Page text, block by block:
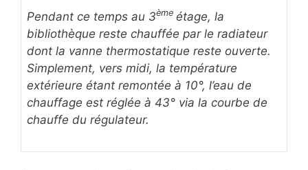
Pendant ce temps au 3ème étage, la
bibliothèque reste chauffée par le radiateur
dont la vanne thermostatique reste ouverte.
Simplement, vers midi, la température
extérieure étant remontée à 10°, l’eau de
chauffage est réglée à 43° via la courbe de
chauffe du régulateur.